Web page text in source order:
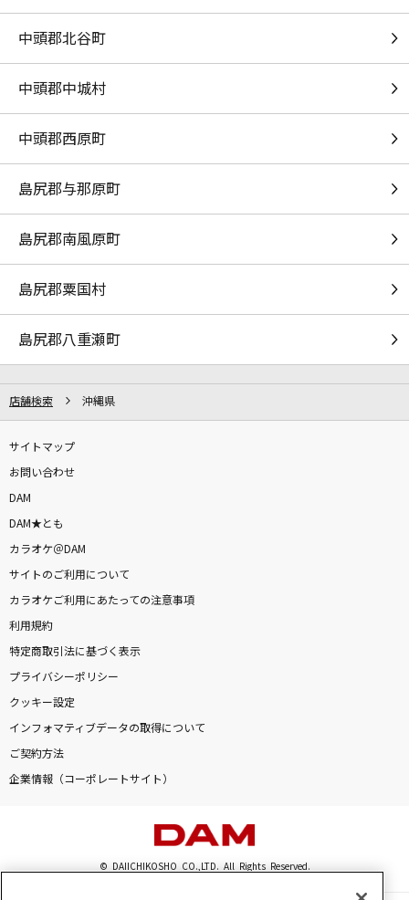
[生音]アイラブユー
back number
Mrs. GREEN APPLE
夏夜のマジック
残響散歌
もっと見る
DAMの新曲・ランキングなど
自宅でカラオケ歌い放題！
中頭郡北谷町
中頭郡中城村
中頭郡西原町
島尻郡与那原町
島尻郡南風原町
島尻郡粟国村
島尻郡八重瀬町
店舗検索 沖縄県
サイトマップ
お問い合わせ
DAM
DAM★とも
カラオケ＠DAM
サイトのご利用について
カラオケご利用にあたっての注意事項
利用規約
特定商取引法に基づく表示
プライバシーポリシー
クッキー設定
インフォマティブデータの取得について
ご契約方法
企業情報（コーポレートサイト）
© DAIICHIKOSHO CO.,LTD. All Rights Reserved.